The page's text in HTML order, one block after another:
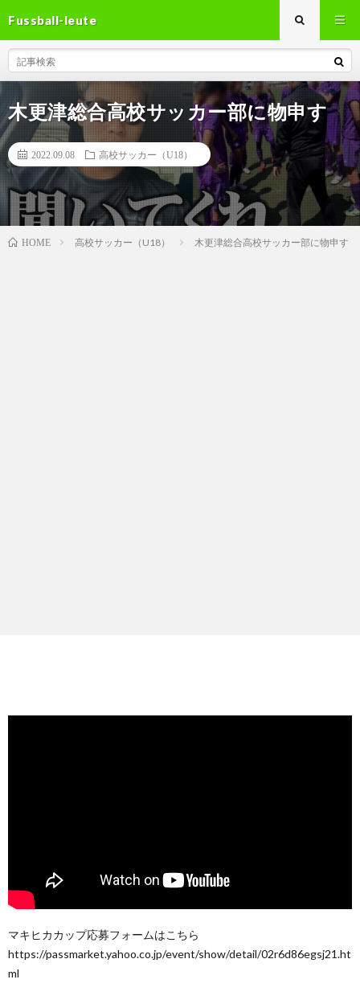
Fussball-leute
木更津総合高校サッカー部に物申す
2022.09.08 高校サッカー（U18）
HOME 高校サッカー（U18） 木更津総合高校サッカー部に物申す
マキヒカカップ応募フォームはこちら
https://passmarket.yahoo.co.jp/event/show/detail/02r6d86egsj21.ht
ml